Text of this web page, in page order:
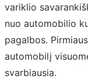
variklio
nuo automobilio
pagalbos.
automobilį
svarbiausia.